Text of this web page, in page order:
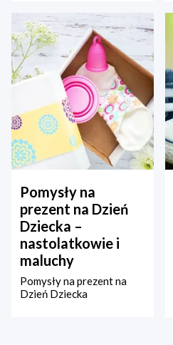
Pomysły na
prezent na Dzień
Dziecka –
nastolatkowie i
maluchy
Pomysły na prezent na
Dzień Dziecka